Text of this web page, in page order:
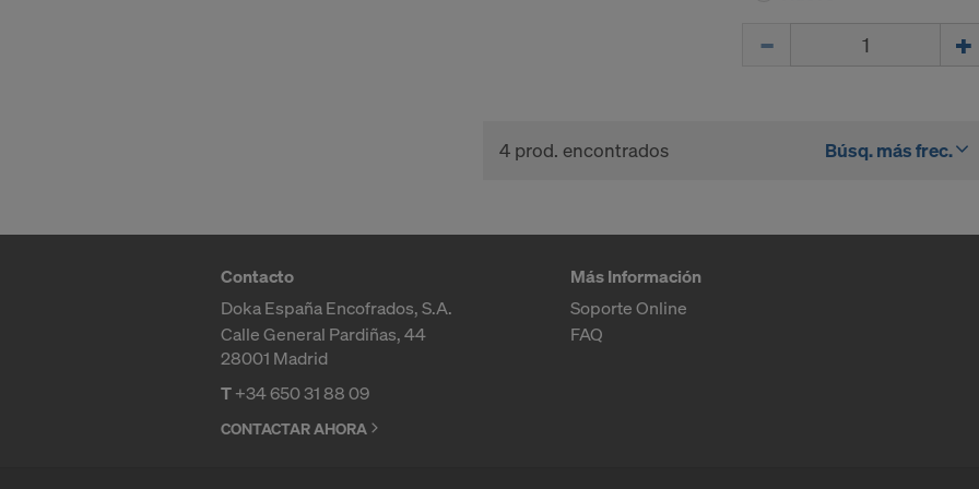
4 prod. encontrados Búsq. más frec.
Contacto
Doka España Encofrados, S.A.
Calle General Pardiñas, 44
28001 Madrid
T+34 650 31 88 09
CONTACTAR AHORA
Más Información
Soporte Online
FAQ
Google LLC
The Trade Desk, Inc.
Vimeo LLC